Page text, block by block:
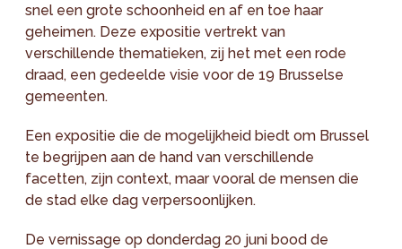
snel een grote schoonheid en af en toe haar
geheimen. Deze expositie vertrekt van
verschillende thematieken, zij het met een rode
draad, een gedeelde visie voor de 19 Brusselse
gemeenten.
Een expositie die de mogelijkheid biedt om Brussel
te begrijpen aan de hand van verschillende
facetten, zijn context, maar vooral de mensen die
de stad elke dag verpersoonlijken.
De vernissage op donderdag 20 juni bood de